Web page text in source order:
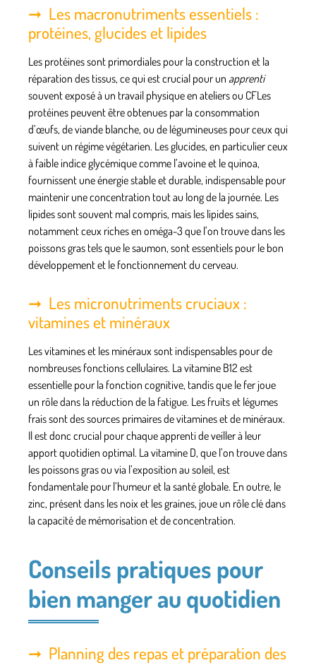
Les macronutriments essentiels :
protéines, glucides et lipides
Les protéines sont primordiales pour la construction et la
réparation des tissus, ce qui est crucial pour un apprenti
souvent exposé à un travail physique en ateliersou CFLes
protéines peuvent être obtenues par la consommation
d’œufs, de viande blanche, ou de légumineuses pour ceux qui
suivent un régime végétarien. Les glucides, en particulier ceux
à faible indice glycémique comme l’avoine et le quinoa,
fournissent une énergie stable et durable, indispensable pour
maintenir une concentration tout au long de la journée. Les
lipides sont souvent mal compris, mais les lipides sains,
notamment ceux riches en oméga-3 que l’on trouve dans les
poissons gras tels que le saumon, sont essentiels pour le bon
développement et le fonctionnement du cerveau.
Les micronutriments cruciaux :
vitamines et minéraux
Les vitamines et les minéraux sont indispensables pour de
nombreuses fonctions cellulaires. La vitamine B12 est
essentielle pour la fonction cognitive, tandis que le fer joue
un rôle dans la réduction de la fatigue. Les fruits et légumes
frais sont des sources primaires de vitamines et de minéraux.
Il est donc crucial pour chaque apprenti de veiller à leur
apport quotidien optimal. La vitamine D, que l’on trouve dans
les poissons gras ou via l’exposition au soleil, est
fondamentale pour l’humeur et la santé globale. En outre, le
zinc, présent dans les noix et les graines, joue un rôle clé dans
la capacité de mémorisation et de concentration.
Conseils pratiques pour
bien manger au quotidien
Planning des repas et préparation des